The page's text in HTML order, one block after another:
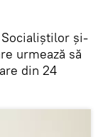
și-
urmează să
din 24